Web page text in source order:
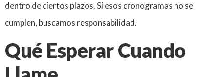
dentro de ciertos plazos. Si esos cronogramas no se
cumplen, buscamos responsabilidad.
Qué Esperar Cuando